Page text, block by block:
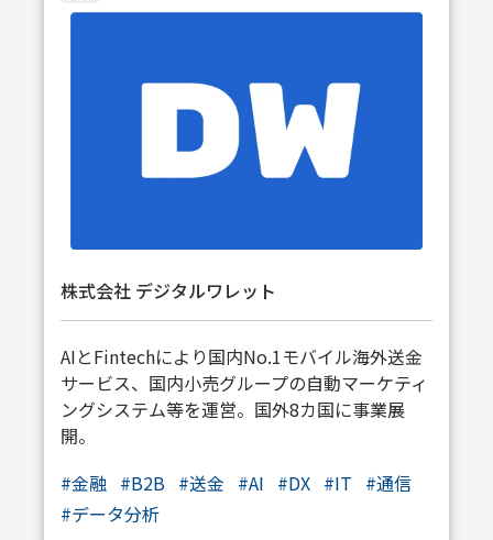
株式会社 デジタルワレット
AIとFintechにより国内No.1モバイル海外送金
サービス、国内小売グループの自動マーケティ
ングシステム等を運営。国外8カ国に事業展
開。
#金融 #B2B #送金 #AI #DX #IT #通信
#データ分析